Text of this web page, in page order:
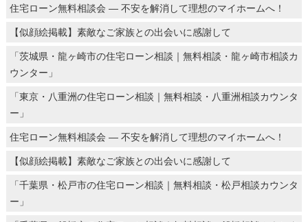
住宅ローン無料相談会 ― 不安を解消して理想のマイホームへ！
【似顔絵掲載】素敵なご家族との出会いに感謝して
「茨城県・龍ヶ崎市の住宅ローン相談｜無料相談・龍ヶ崎市相談カ
ウンター」
「東京・八重洲の住宅ローン相談｜無料相談・八重洲相談カウンタ
ー」
住宅ローン無料相談会 ― 不安を解消して理想のマイホームへ！
【似顔絵掲載】素敵なご家族との出会いに感謝して
「千葉県・松戸市の住宅ローン相談｜無料相談・松戸相談カウンタ
ー」